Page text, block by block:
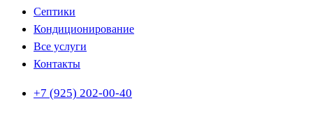
Септики
Кондиционирование
Все услуги
Контакты
+7 (925) 202-00-40